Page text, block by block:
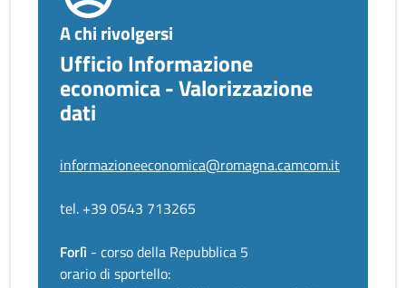
A chi rivolgersi
Ufficio Informazione
economica - Valorizzazione
dati
informazioneeconomica@romagna.camcom.it
tel. +39 0543 713265
Forlì - corso della Repubblica 5
orario di sportello: